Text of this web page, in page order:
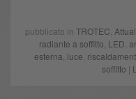
pubblicato in TROTEC
radiante a soffitto LED
esterna luce
soffitto |